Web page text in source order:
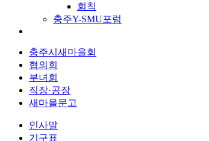
회칙
충주Y-SMU포럼
충주시새마을회
협의회
부녀회
직장·공장
새마을문고
인사말
기구표